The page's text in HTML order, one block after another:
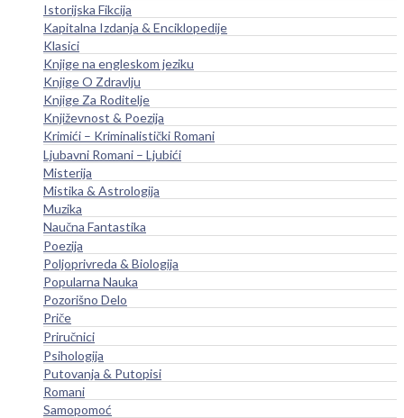
Istorijska Fikcija
Kapitalna Izdanja & Enciklopedije
Klasici
Knjige na engleskom jeziku
Knjige O Zdravlju
Knjige Za Roditelje
Književnost & Poezija
Krimići – Kriminalistički Romani
Ljubavni Romani – Ljubići
Misterija
Mistika & Astrologija
Muzika
Naučna Fantastika
Poezija
Poljoprivreda & Biologija
Popularna Nauka
Pozorišno Delo
Priče
Priručnici
Psihologija
Putovanja & Putopisi
Romani
Samopomoć